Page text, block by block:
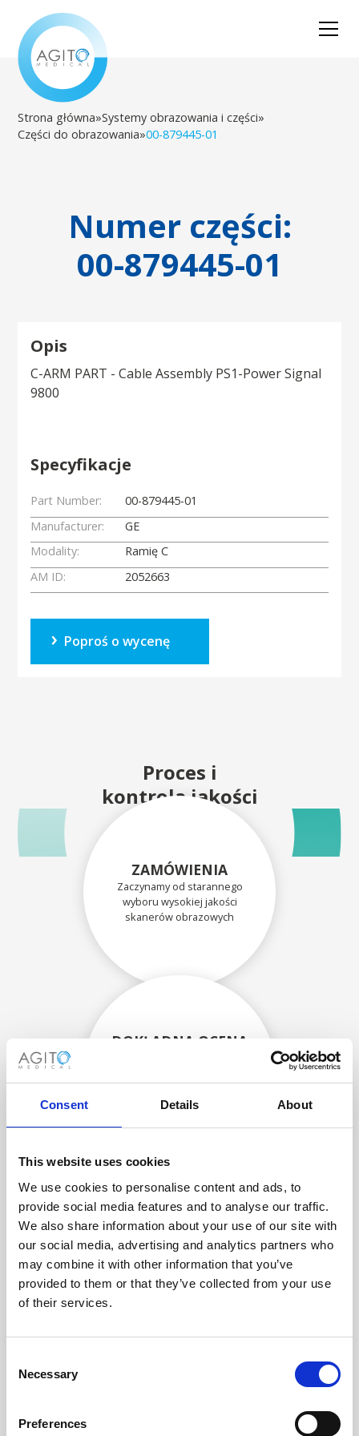
Consent Details About
This website uses cookies
We use cookies to personalise content and ads, to
provide social media features and to analyse our traffic.
We also share information about your use of our site with
our social media, advertising and analytics partners who
may combine it with other information that you’ve
provided to them or that they’ve collected from your use
of their services.
Selection
Necessary
Preferences
Strona główna»Systemy obrazowania i części»
Części do obrazowania»00-879445-01
Numer części:
00-879445-01
Opis
C-ARM PART - Cable Assembly PS1-Power Signal
9800
Specyfikacje
Part Number:
00-879445-01
Manufacturer:
GE
Modality:
Ramię C
AM ID:
2052663
Poproś o wycenę
Proces i
kontrola jakości
ZAMÓWIENIA
Zaczynamy od starannego
wyboru wysokiej jakości
skanerów obrazowych
DOKŁADNA OCENA
doświadczonych techników.
ODZYSKIWANIE
Z OSTROŻNOŚCIĄ
Użyteczne części są
skrupulatnie odzyskiwane w
bezpiecznym środowisku ESD,
zapewniając brak uszkodzeń